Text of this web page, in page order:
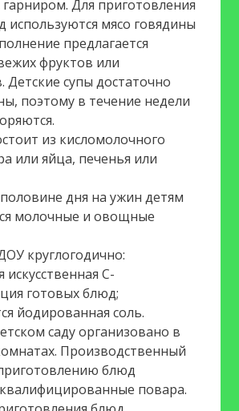
гарниром. Для приготовления
используются мясо говядины
предлагается
фруктов или
Детские супы достаточно
поэтому в течение недели
из кисломолочного
или яйца, печенья или
дня на ужин детям
молочные и овощные
круглогодично:
искусственная С-
готовых блюд;
йодированная соль.
саду организовано в
Производственный
блюд
повара.